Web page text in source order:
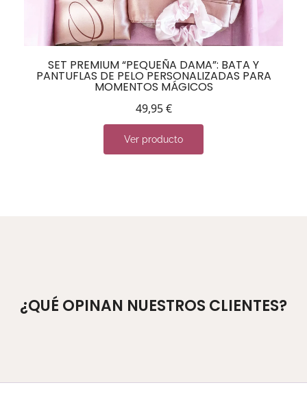
SET PREMIUM “PEQUEÑA DAMA”: BATA Y
PANTUFLAS DE PELO PERSONALIZADAS PARA
MOMENTOS MÁGICOS
49,95€
Ver producto
¿QUÉ OPINAN NUESTROS CLIENTES?